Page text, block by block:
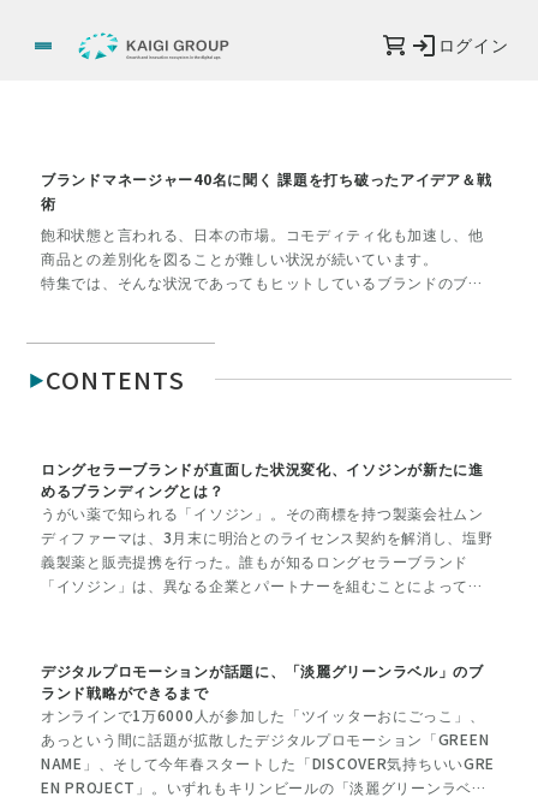
ログイン
ブランドマネージャー40名に聞く 課題を打ち破ったアイデア＆戦
術
飽和状態と言われる、日本の市場。コモディティ化も加速し、他
商品との差別化を図ることが難しい状況が続いています。
特集では、そんな状況であってもヒットしているブランドのブラ
ーし、ブランドマネジメントや戦略や効果のあったプロモーショ
CONTENTS
ロングセラーブランドが直面した状況変化、イソジンが新たに進
めるブランディングとは？
うがい薬で知られる「イソジン」。その商標を持つ製薬会社ムン
ディファーマは、3月末に明治とのライセンス契約を解消し、塩野
義製薬と販売提携を行った。誰もが知るロングセラーブランド
「イソジン」は、異なる企業とパートナーを組むことによって、
デジタルプロモーションが話題に、「淡麗グリーンラベル」のブ
ランド戦略ができるまで
オンラインで1万6000人が参加した「ツイッターおにごっこ」、
あっという間に話題が拡散したデジタルプロモーション「GREEN
NAME」、そして今年春スタートした「DISCOVER気持ちいいGRE
EN PROJECT」。いずれもキリンビールの「淡麗グリーンラベ